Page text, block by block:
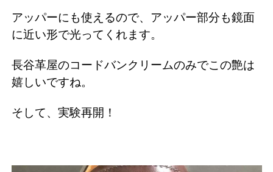
アッパーにも使えるので、アッパー部分も鏡面
に近い形で光ってくれます。
長谷革屋のコードバンクリームのみでこの艶は
嬉しいですね。
そして、実験再開！